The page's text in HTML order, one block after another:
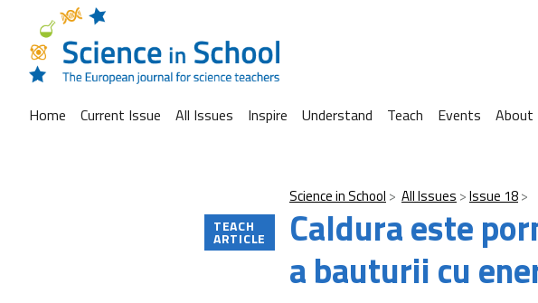
Home Current Issue All Issues Inspire Understand Teach Events About
Science in School All Issues Issue 18
Caldura este
a bauturii cu
TEACH
ARTICLE